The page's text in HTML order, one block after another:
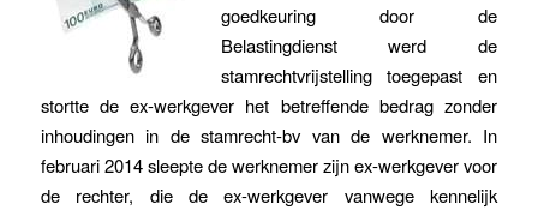
goedkeuring door de
Belastingdienst werd de
stamrechtvrijstelling toegepast en
stortte de ex-werkgever het betreffende bedrag zonder
inhoudingen in de stamrecht-bv van de werknemer. In
februari 2014 sleepte de werknemer zijn ex-werkgever voor
de rechter, die de ex-werkgever vanwege kennelijk